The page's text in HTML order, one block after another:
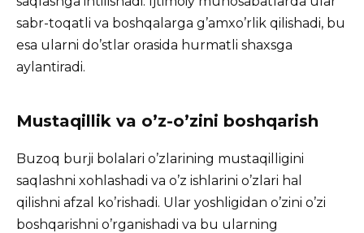
sabr-toqatli va boshqalarga g’amxo’rlik qilishadi, bu
esa ularni do’stlar orasida hurmatli shaxsga
aylantiradi.
Mustaqillik va o’z-o’zini boshqarish
Buzoq burji bolalari o’zlarining mustaqilligini
saqlashni xohlashadi va o’z ishlarini o’zlari hal
qilishni afzal ko’rishadi. Ular yoshligidan o’zini o’zi
boshqarishni o’rganishadi va bu ularning